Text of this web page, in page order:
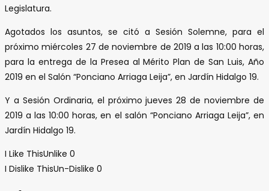
Legislatura.
Agotados los asuntos, se citó a Sesión Solemne, para el
próximo miércoles 27 de noviembre de 2019 a las 10:00 horas,
para la entrega de la Presea al Mérito Plan de San Luis, Año
2019 en el Salón “Ponciano Arriaga Leija”, en Jardín Hidalgo 19.
Y a Sesión Ordinaria, el próximo jueves 28 de noviembre de
2019 a las 10:00 horas, en el salón “Ponciano Arriaga Leija”, en
Jardín Hidalgo 19.
I Like ThisUnlike 0
I Dislike ThisUn-Dislike 0